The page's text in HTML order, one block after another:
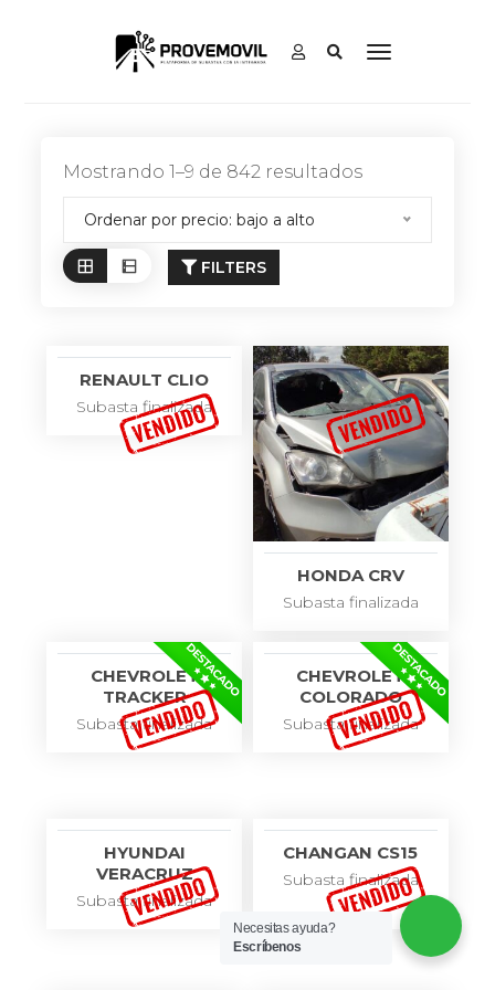
Mostrando 1–9 de 842 resultados
Ordenar por precio: bajo a alto
FILTERS
RENAULT CLIO
Subasta finalizada
HONDA CRV
Subasta finalizada
CHEVROLET
TRACKER
Subasta finalizada
CHEVROLET
COLORADO
Subasta finalizada
HYUNDAI
VERACRUZ
Subasta finalizada
CHANGAN CS15
Subasta finalizada
Necesitas ayuda?
Escríbenos